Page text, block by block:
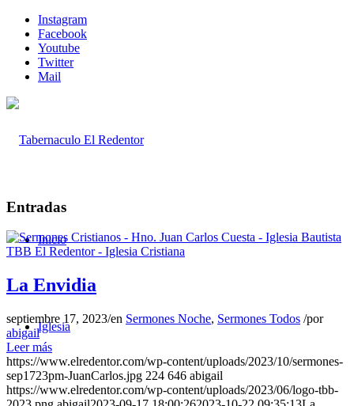
Instagram
Facebook
Youtube
Twitter
Mail
Inicio
Iglesia
Entradas
La Envidia
septiembre 17, 2023/en Sermones Noche, Sermones Todos /por
abigail
Leer más
https://www.elredentor.com/wp-content/uploads/2023/10/sermones-
sep1723pm-JuanCarlos.jpg 224 646 abigail
https://www.elredentor.com/wp-content/uploads/2023/06/logo-tbb-